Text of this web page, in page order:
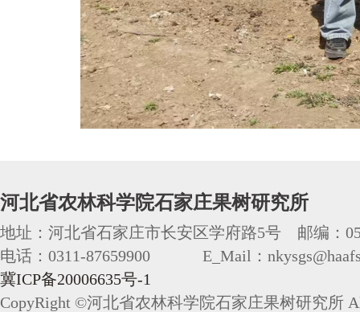
河北省农林科学院石家庄果树研究所
地址：河北省石家庄市长安区学府路5号 邮编：
电话：0311-87659900 E_Mail：
冀ICP备20006635号-1
CopyRight ©河北省农林科学院石家庄果树研究所